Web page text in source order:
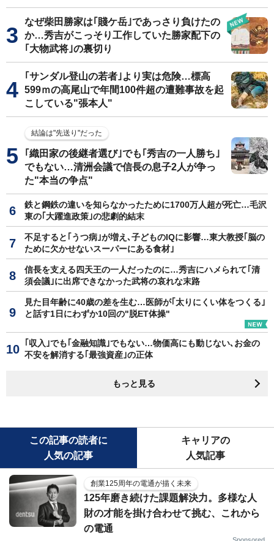
なぜ柴田勝家は｢賤ケ岳｣であっさり負けたの
か…秀吉がこっそり工作していた勝家配下の
｢大物武将｣の裏切り
｢サンダル登山の若者｣より実は危険…標高
599ｍの高尾山で年間100件超の遭難事故を起
こしている"張本人"
結論は"先送り"だった
｢織田家の後継者選び｣でも｢秀吉の一人勝ち｣
でもない…清洲会議で信長の息子2人が争っ
た"本当の争点"
鉄と鋼鉄の違いを知らなかったために1700万人超が死亡…毛沢
東の｢大躍進政策｣の悲劇的結末
不足すると｢うつ病｣が増え､子どものIQに影響…東大教授｢脳の
ために欠かせないスーパーにある食材｣
信長を支える四天王の一人だったのに…秀吉にハメられて｢清
須会議｣に出席できなかった武将の哀れな末路
見た目年齢に40歳の差を生む…医師が｢太りにくい体をつくる｣
と話す1日にわずか10回の"脱ET体操"
｢収入｣でも｢金融知識｣でもない…物価高にも動じない､お金の
不安を解消する｢最強資産｣の正体
もっと見る
この記事の読者に
人気の記事
キャリアの
人気記事
創業125周年の電通が描く未来
125年磨き続けた課題解決力。多様な人
財の才能を掛け合わせて挑む、これから
の電通
Sponsored